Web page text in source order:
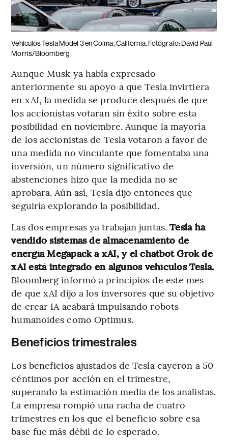
Vehículos Tesla Model 3 en Colma, California. Fotógrafo: David Paul
Morris/Bloomberg
Aunque Musk ya había expresado
anteriormente su apoyo a que Tesla invirtiera
en xAI, la medida se produce después de que
los accionistas votaran sin éxito sobre esta
posibilidad en noviembre. Aunque la mayoría
de los accionistas de Tesla votaron a favor de
una medida no vinculante que fomentaba una
inversión, un número significativo de
abstenciones hizo que la medida no se
aprobara. Aún así, Tesla dijo entonces que
seguiría explorando la posibilidad.
Las dos empresas ya trabajan juntas.Tesla ha
vendido sistemas de almacenamiento de
energía Megapack a xAI, y el chatbot Grok de
xAI está integrado en algunos vehículos Tesla.
Bloomberg informó a principios de este mes
de que xAI dijo a los inversores que su objetivo
de crear IA acabará impulsando robots
humanoides como Optimus.
Beneficios trimestrales
Los beneficios ajustados de Tesla cayeron a 50
céntimos por acción en el trimestre,
superando la estimación media de los analistas.
La empresa rompió una racha de cuatro
trimestres en los que el beneficio sobre esa
base fue más débil de lo esperado.